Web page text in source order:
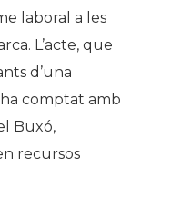
laboral a les
L’acte, que
d’una
comptat amb
Buxó,
recursos